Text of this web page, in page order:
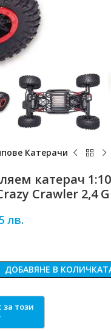
Катерачи
катерач
Crawler 2,4
лв.
ДОБАВЯНЕ В